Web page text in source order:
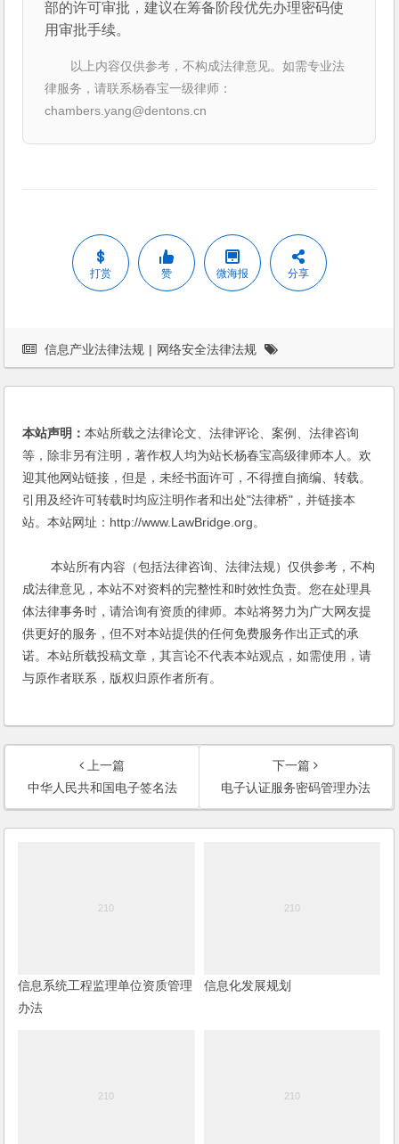
部的许可审批，建议在筹备阶段优先办理密码使
用审批手续。
以上内容仅供参考，不构成法律意见。如需专业法
律服务，请联系杨春宝一级律师：
chambers.yang@dentons.cn
打赏 赞 微海报 分享
信息产业法律法规 | 网络安全法律法规
本站声明：本站所载之法律论文、法律评论、案例、法律咨询
等，除非另有注明，著作权人均为站长杨春宝高级律师本人。欢
迎其他网站链接，但是，未经书面许可，不得擅自摘编、转载。
引用及经许可转载时均应注明作者和出处"法律桥"，并链接本
站。本站网址：http://www.LawBridge.org。
本站所有内容（包括法律咨询、法律法规）仅供参考，不构
成法律意见，本站不对资料的完整性和时效性负责。您在处理具
体法律事务时，请洽询有资质的律师。本站将努力为广大网友提
供更好的服务，但不对本站提供的任何免费服务作出正式的承
诺。本站所载投稿文章，其言论不代表本站观点，如需使用，请
与原作者联系，版权归原作者所有。
上一篇
中华人民共和国电子签名法
下一篇
电子认证服务密码管理办法
信息系统工程监理单位资质管理
办法
信息化发展规划